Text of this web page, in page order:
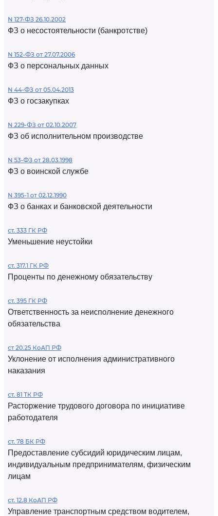
N 127-ФЗ 26.10.2002
ФЗ о несостоятельности (банкротстве)
N 152-ФЗ от 27.07.2006
ФЗ о персональных данных
N 44-ФЗ от 05.04.2013
ФЗ о госзакупках
N 229-ФЗ от 02.10.2007
ФЗ об исполнительном производстве
N 53-ФЗ от 28.03.1998
ФЗ о воинской службе
N 395-1 от 02.12.1990
ФЗ о банках и банковской деятельности
ст. 333 ГК РФ
Уменьшение неустойки
ст. 317.1 ГК РФ
Проценты по денежному обязательству
ст. 395 ГК РФ
Ответственность за неисполнение денежного
обязательства
ст 20.25 КоАП РФ
Уклонение от исполнения административного
наказания
ст. 81 ТК РФ
Расторжение трудового договора по инициативе
работодателя
ст. 78 БК РФ
Предоставление субсидий юридическим лицам,
индивидуальным предпринимателям, физическим
лицам
ст. 12.8 КоАП РФ
Управление транспортным средством водителем,